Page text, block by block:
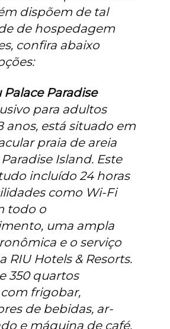
dispõem de tal
de hospedagem
confira abaixo
Palace Paradise
para adultos
anos, está situado em
praia de areia
Island. Este
incluído 24 horas
como Wi-Fi
todo o
uma ampla
e o serviço
RIU Hotels & Resorts.
350 quartos
frigobar,
de bebidas, ar-
e máquina de café.